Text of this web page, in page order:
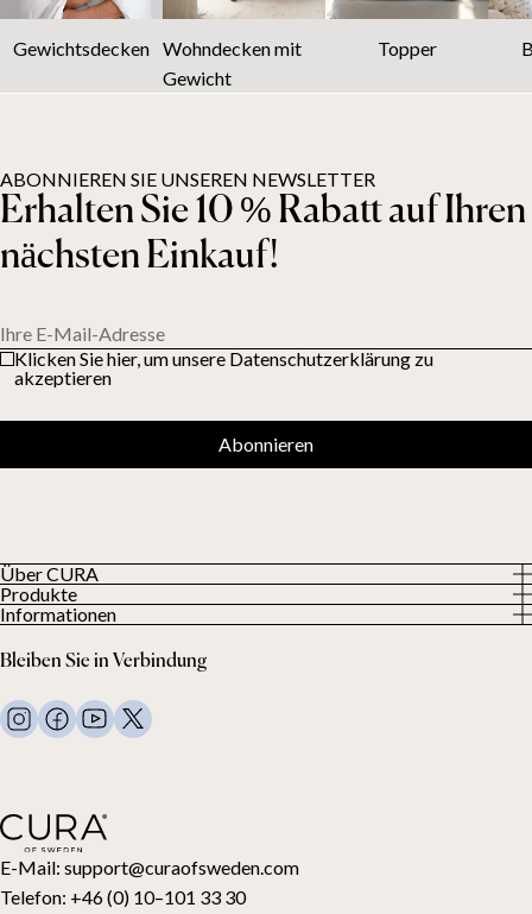
Gewichtsdecken Wohndecken mit
Gewicht
Topper
E-Mail: support@curaofsweden.com
Telefon: +46 (0) 10–101 33 30
Über CURA
Über uns
Unsere Kunden
Produkte
Alle Produkte
Gewichtsdecken
Bettwäsche
Kissen und mehr
Topper
Geschenkkarte
Informationen
Allgemeine Geschäftsbedingungen
FAQ
Kontaktiere uns
Bleiben Sie in Verbindung
ABONNIEREN SIE UNSEREN NEWSLETTER
Erhalten Sie 10 % Rabatt auf Ihren
nächsten Einkauf!
Ihre E-Mail-Adresse
Klicken Sie hier, um unsere Datenschutzerklärung zu
akzeptieren
Abonnieren